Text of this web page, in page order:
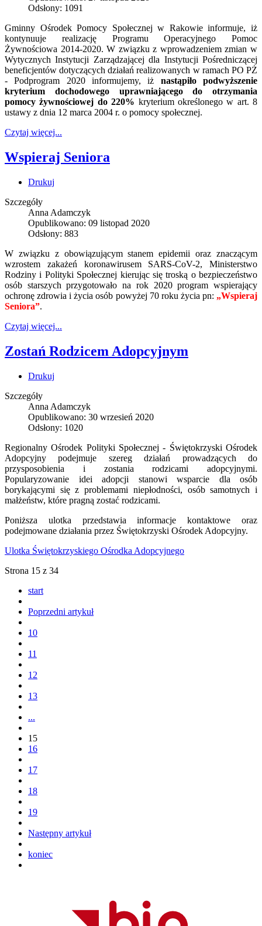
Odsłony: 1091
Gminny Ośrodek Pomocy Społecznej w Rakowie informuje, iż
kontynuuje realizację Programu Operacyjnego Pomoc
Żywnościowa 2014-2020. W związku z wprowadzeniem zmian w
Wytycznych Instytucji Zarządzającej dla Instytucji Pośredniczącej
beneficjentów dotyczących działań realizowanych w ramach PO PŻ
- Podprogram 2020 informujemy, iż nastąpiło podwyższenie
kryterium dochodowego uprawniającego do otrzymania
pomocy żywnościowej do 220% kryterium określonego w art. 8
ustawy z dnia 12 marca 2004 r. o pomocy społecznej.
Czytaj więcej...
Wspieraj Seniora
Drukuj
Szczegóły
Anna Adamczyk
Opublikowano: 09 listopad 2020
Odsłony: 883
W związku z obowiązującym stanem epidemii oraz znaczącym
wzrostem zakażeń koronawirusem SARS-CoV-2, Ministerstwo
Rodziny i Polityki Społecznej kierując się troską o bezpieczeństwo
osób starszych przygotowało na rok 2020 program wspierający
ochronę zdrowia i życia osób powyżej 70 roku życia pn: „Wspieraj
Seniora”.
Czytaj więcej...
Zostań Rodzicem Adopcyjnym
Drukuj
Szczegóły
Anna Adamczyk
Opublikowano: 30 wrzesień 2020
Odsłony: 1020
Regionalny Ośrodek Polityki Społecznej - Świętokrzyski Ośrodek
Adopcyjny podejmuje szereg działań prowadzących do
przysposobienia i zostania rodzicami adopcyjnymi.
Popularyzowanie idei adopcji stanowi wsparcie dla osób
borykającymi się z problemami niepłodności, osób samotnych i
małżeństw, które pragną zostać rodzicami.
Poniższa ulotka przedstawia informacje kontaktowe oraz
podejmowane działania przez Świętokrzyski Ośrodek Adopcyjny.
Ulotka Świętokrzyskiego Ośrodka Adopcyjnego
Strona 15 z 34
start
Poprzedni artykuł
10
11
12
13
...
15
16
17
18
19
Następny artykuł
koniec